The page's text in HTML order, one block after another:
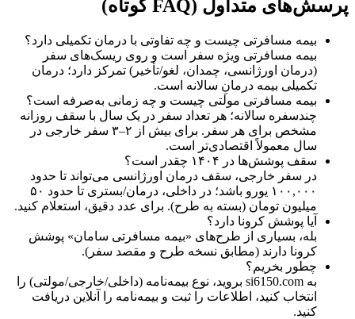
پرسش‌های متداول (FAQ کوتاه)
بیمه مسافرتی چیست و چه تفاوتی با درمان تکمیلی دارد؟
بیمه مسافرتی ویژه سفر است و روی ریسک‌های سفر
(درمان اورژانسی، چمدان، لغو/تأخیر) تمرکز دارد؛ درمان
تکمیلی بیمه درمانِ سالانه است.
بیمه مسافرتی مولتی چیست و چه زمانی به‌صرفه است؟
چندسفره سالانه؛ هر تعداد سفر در یک سال با سقف روزانه
مشخص برای هر سفر. برای بیش از ۲–۳ سفر خارجی در
سال معمولاً اقتصادی‌تر است.
سقف پوشش‌ها در ۱۴۰۴ چقدر است؟
در سفر خارجی، سقف درمان اورژانسی می‌تواند تا حدود
۱۰۰,۰۰۰ یورو باشد؛ در داخلی، درمان/بستری تا حدود ۵۰
میلیون تومان (بسته به طرح). برای عدد دقیق، استعلام کنید.
آیا پوشش کرونا دارد؟
بله، بسیاری از طرح‌های «بیمه مسافرتی سامان» پوشش
کرونا دارند (مطابق نسخه طرح و مقصد سفر).
چطور بخریم؟
به si6150.com بروید، نوع بیمه‌نامه (داخلی/خارجی/مولتی) را
انتخاب کنید، اطلاعات را ثبت و بیمه‌نامه را آنلاین دریافت
کنید.